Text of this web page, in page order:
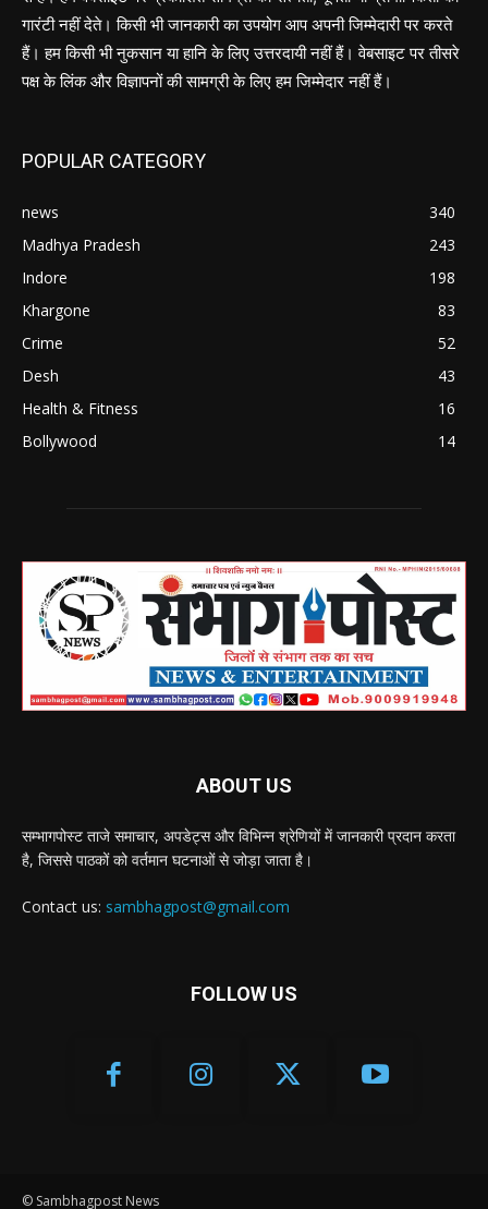
गारंटी नहीं देते। किसी भी जानकारी का उपयोग आप अपनी जिम्मेदारी पर करते
हैं। हम किसी भी नुकसान या हानि के लिए उत्तरदायी नहीं हैं। वेबसाइट पर तीसरे
पक्ष के लिंक और विज्ञापनों की सामग्री के लिए हम जिम्मेदार नहीं हैं।
POPULAR CATEGORY
news
340
Madhya Pradesh
243
Indore
198
Khargone
83
Crime
52
Desh
43
Health & Fitness
16
Bollywood
14
ABOUT US
सम्भागपोस्ट ताजे समाचार, अपडेट्स और विभिन्न श्रेणियों में जानकारी प्रदान करता
है, जिससे पाठकों को वर्तमान घटनाओं से जोड़ा जाता है।
Contact us: sambhagpost@gmail.com
FOLLOW US
© Sambhagpost News